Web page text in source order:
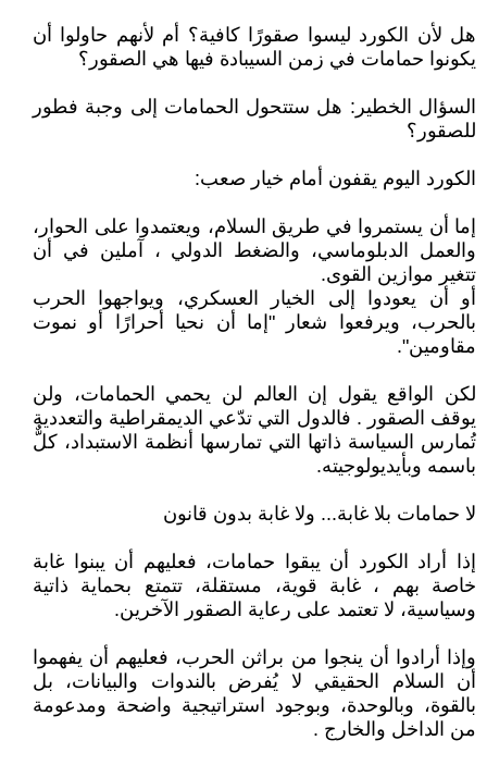
هل لأن الكورد ليسوا صقورًا كافية؟ أم لأنهم حاولوا أن
يكونوا حمامات في زمن السيبادة فيها هي الصقور؟
السؤال الخطير: هل ستتحول الحمامات إلى وجبة فطور
للصقور؟
الكورد اليوم يقفون أمام خيار صعب:
إما أن يستمروا في طريق السلام، ويعتمدوا على الحوار،
والعمل الدبلوماسي، والضغط الدولي ، آملين في أن
تتغير موازين القوى.
أو أن يعودوا إلى الخيار العسكري، ويواجهوا الحرب
بالحرب، ويرفعوا شعار "إما أن نحيا أحرارًا أو نموت
مقاومين".
لكن الواقع يقول إن العالم لن يحمي الحمامات، ولن
يوقف الصقور . فالدول التي تدّعي الديمقراطية والتعددية
تُمارس السياسة ذاتها التي تمارسها أنظمة الاستبداد، كلٌّ
باسمه وبأيديولوجيته.
لا حمامات بلا غابة... ولا غابة بدون قانون
إذا أراد الكورد أن يبقوا حمامات، فعليهم أن يبنوا غابة
خاصة بهم ، غابة قوية، مستقلة، تتمتع بحماية ذاتية
وسياسية، لا تعتمد على رعاية الصقور الآخرين.
وإذا أرادوا أن ينجوا من براثن الحرب، فعليهم أن يفهموا
أن السلام الحقيقي لا يُفرض بالندوات والبيانات، بل
بالقوة، وبالوحدة، وبوجود استراتيجية واضحة ومدعومة
من الداخل والخارج .